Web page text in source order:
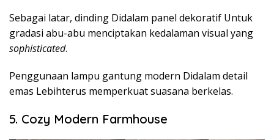
Sebagai latar, dinding Didalam panel dekoratif Untuk
gradasi abu-abu menciptakan kedalaman visual yang
sophisticated.
Penggunaan lampu gantung modern Didalam detail
emas Lebihterus memperkuat suasana berkelas.
5. Cozy Modern Farmhouse